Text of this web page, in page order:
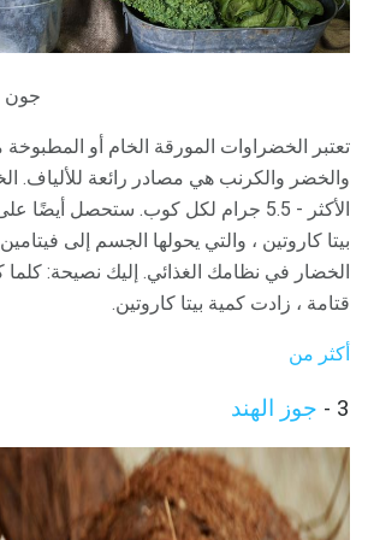
جون
تعتبر الخضراوات المورقة الخام أو المطبوخة
والخضر والكرنب هي مصادر رائعة للألياف.
الأكثر - 5.5 جرام لكل كوب. ستحصل
بيتا كاروتين ، والتي يحولها الجسم إلى
الخضار في نظامك الغذائي. إليك نصيحة: كلما
قتامة ، زادت كمية بيتا كاروتين.
أكثر من
3 - جوز الهند